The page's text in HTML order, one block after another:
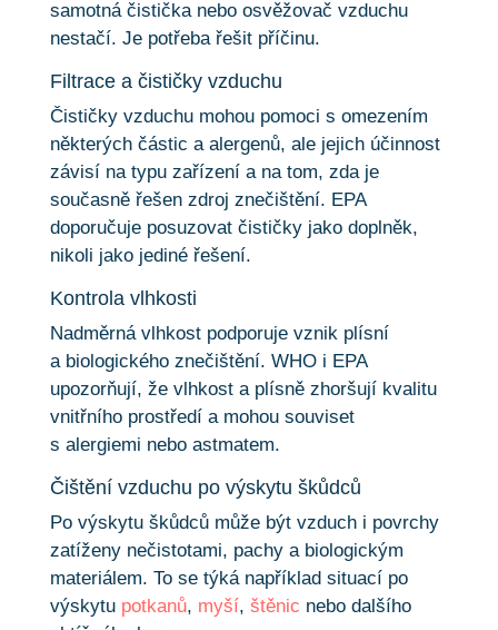
samotná čistička nebo osvěžovač vzduchu
nestačí. Je potřeba řešit příčinu.
Filtrace a čističky vzduchu
Čističky vzduchu mohou pomoci s omezením
některých částic a alergenů, ale jejich účinnost
závisí na typu zařízení a na tom, zda je
současně řešen zdroj znečištění. EPA
doporučuje posuzovat čističky jako doplněk,
nikoli jako jediné řešení.
Kontrola vlhkosti
Nadměrná vlhkost podporuje vznik plísní
a biologického znečištění. WHO i EPA
upozorňují, že vlhkost a plísně zhoršují kvalitu
vnitřního prostředí a mohou souviset
s alergiemi nebo astmatem.
Čištění vzduchu po výskytu škůdců
Po výskytu škůdců může být vzduch i povrchy
zatíženy nečistotami, pachy a biologickým
materiálem. To se týká například situací po
výskytu potkanů, myší, štěnic nebo dalšího